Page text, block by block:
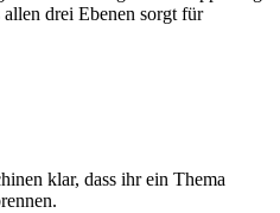
drei Ebenen sorgt für
klar, dass ihr ein Thema